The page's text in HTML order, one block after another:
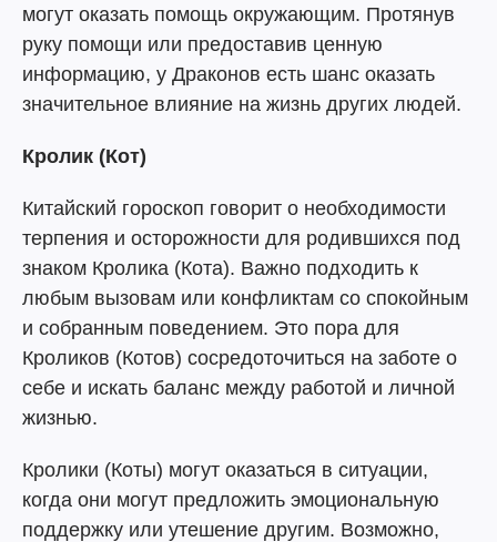
могут оказать помощь окружающим. Протянув
руку помощи или предоставив ценную
информацию, у Драконов есть шанс оказать
значительное влияние на жизнь других людей.
Кролик (Кот)
Китайский гороскоп говорит о необходимости
терпения и осторожности для родившихся под
знаком Кролика (Кота). Важно подходить к
любым вызовам или конфликтам со спокойным
и собранным поведением. Это пора для
Кроликов (Котов) сосредоточиться на заботе о
себе и искать баланс между работой и личной
жизнью.
Кролики (Коты) могут оказаться в ситуации,
когда они могут предложить эмоциональную
поддержку или утешение другим. Возможно,